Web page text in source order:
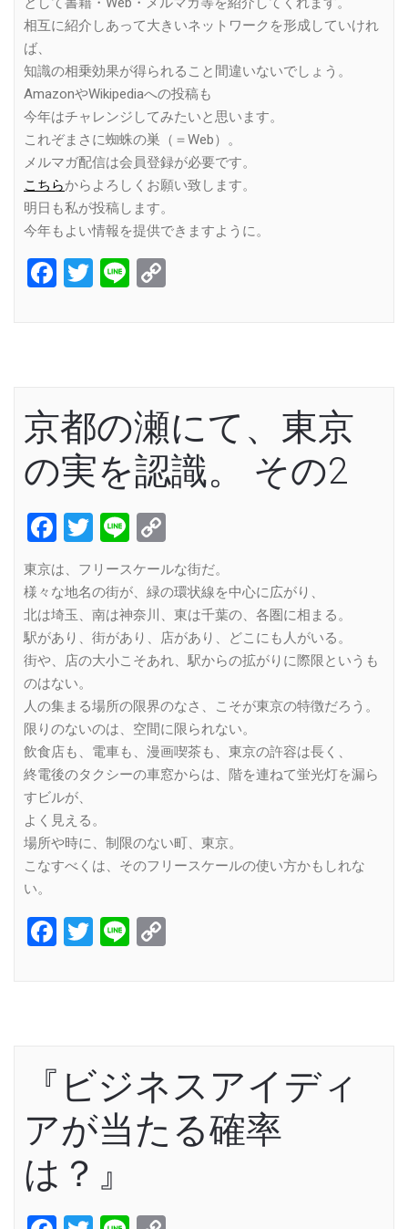
相互に紹介しあって大きいネットワークを形成していけれ
ば、
知識の相乗効果が得られること間違いないでしょう。
AmazonやWikipediaへの投稿も
今年はチャレンジしてみたいと思います。
これぞまさに蜘蛛の巣（＝Web）。
メルマガ配信は会員登録が必要です。
こちらからよろしくお願い致します。
明日も私が投稿します。
今年もよい情報を提供できますように。
Facebook
Twitter
Line
京都の瀬にて、東京
の実を認識。 その2
Facebook
Twitter
Line
Link
東京は、フリースケールな街だ。
様々な地名の街が、緑の環状線を中心に広がり、
北は埼玉、南は神奈川、東は千葉の、各圏に相まる。
駅があり、街があり、店があり、どこにも人がいる。
街や、店の大小こそあれ、駅からの拡がりに際限というも
のはない。
人の集まる場所の限界のなさ、こそが東京の特徴だろう。
限りのないのは、空間に限られない。
飲食店も、電車も、漫画喫茶も、東京の許容は長く、
終電後のタクシーの車窓からは、階を連ねて蛍光灯を漏ら
すビルが、
よく見える。
場所や時に、制限のない町、東京。
こなすべくは、そのフリースケールの使い方かもしれな
い。
Facebook
Twitter
Line
『ビジネスアイディ
アが当たる確率
は？』